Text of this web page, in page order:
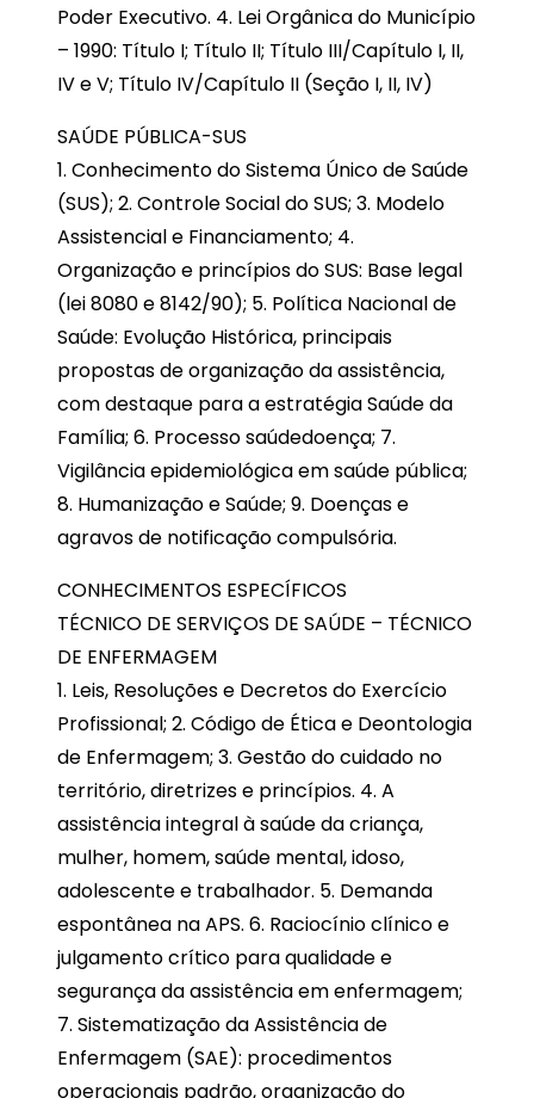
Poder Executivo. 4. Lei Orgânica do Município
– 1990: Título I; Título II; Título III/Capítulo I, II,
IV e V; Título IV/Capítulo II (Seção I, II, IV)
SAÚDE PÚBLICA-SUS
1. Conhecimento do Sistema Único de Saúde
(SUS); 2. Controle Social do SUS; 3. Modelo
Assistencial e Financiamento; 4.
Organização e princípios do SUS: Base legal
(lei 8080 e 8142/90); 5. Política Nacional de
Saúde: Evolução Histórica, principais
propostas de organização da assistência,
com destaque para a estratégia Saúde da
Família; 6. Processo saúdedoença; 7.
Vigilância epidemiológica em saúde pública;
8. Humanização e Saúde; 9. Doenças e
agravos de notificação compulsória.
CONHECIMENTOS ESPECÍFICOS
TÉCNICO DE SERVIÇOS DE SAÚDE – TÉCNICO
DE ENFERMAGEM
1. Leis, Resoluções e Decretos do Exercício
Profissional; 2. Código de Ética e Deontologia
de Enfermagem; 3. Gestão do cuidado no
território, diretrizes e princípios. 4. A
assistência integral à saúde da criança,
mulher, homem, saúde mental, idoso,
adolescente e trabalhador. 5. Demanda
espontânea na APS. 6. Raciocínio clínico e
julgamento crítico para qualidade e
segurança da assistência em enfermagem;
7. Sistematização da Assistência de
Enfermagem (SAE): procedimentos
operacionais padrão, organização do